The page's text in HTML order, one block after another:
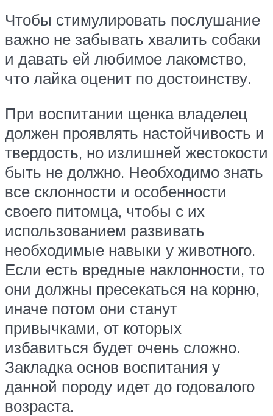
Чтобы стимулировать послушание
важно не забывать хвалить собаки
и давать ей любимое лакомство,
что лайка оценит по достоинству.
При воспитании щенка владелец
должен проявлять настойчивость и
твердость, но излишней жестокости
быть не должно. Необходимо знать
все склонности и особенности
своего питомца, чтобы с их
использованием развивать
необходимые навыки у животного.
Если есть вредные наклонности, то
они должны пресекаться на корню,
иначе потом они станут
привычками, от которых
избавиться будет очень сложно.
Закладка основ воспитания у
данной породу идет до годовалого
возраста.